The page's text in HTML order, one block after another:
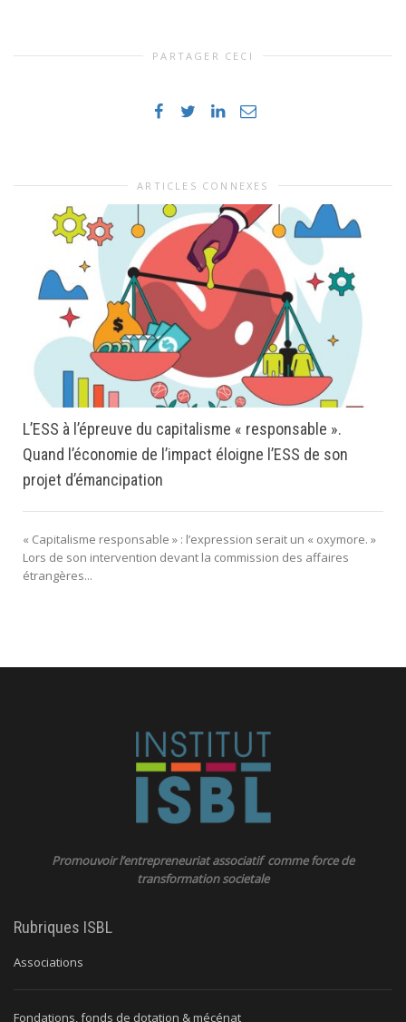
PARTAGER CECI
ARTICLES CONNEXES
L’ESS à l’épreuve du capitalisme « responsable ».
Quand l’économie de l’impact éloigne l’ESS de son
projet d’émancipation
« Capitalisme responsable » : l’expression serait un « oxymore. »
Lors de son intervention devant la commission des affaires
étrangères...
Promouvoir l’entrepreneuriat associatif comme force de
transformation societale
Rubriques ISBL
Associations
Fondations, fonds de dotation & mécénat